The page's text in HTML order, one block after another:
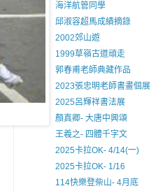
海洋航管同學
邱淑容超馬成績摘錄
2002郊山遊
1999草嶺古道頑走
郭春甫老師典藏作品
2023張忠明老師書畫個展
2025呂輝祥書法展
顏真卿- 大唐中興頌
王羲之- 四體千字文
2025卡拉OK- 4/14(一)
2025卡拉OK- 1/16
114快樂登柴山- 4月底